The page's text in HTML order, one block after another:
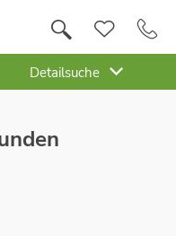
Detailsuche